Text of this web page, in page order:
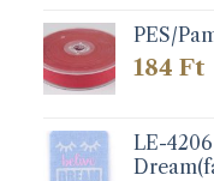
PES/
184 Ft
LE-